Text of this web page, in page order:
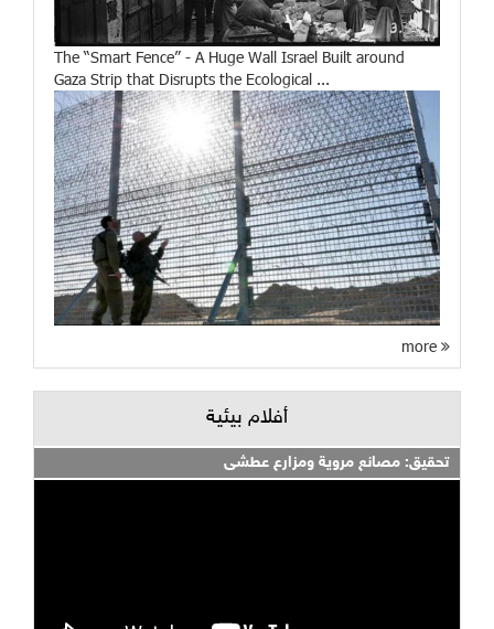
The “Smart Fence” - A Huge Wall Israel Built around
Gaza Strip that Disrupts the Ecological ...
أفلام بيئية
تحقيق: مصانع مروية ومزارع عطشى